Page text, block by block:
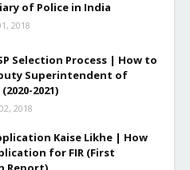
of Police in India
2018
Selection Process | How to
Superintendent of
2021)
2018
Kaise Likhe | How
for FIR (First